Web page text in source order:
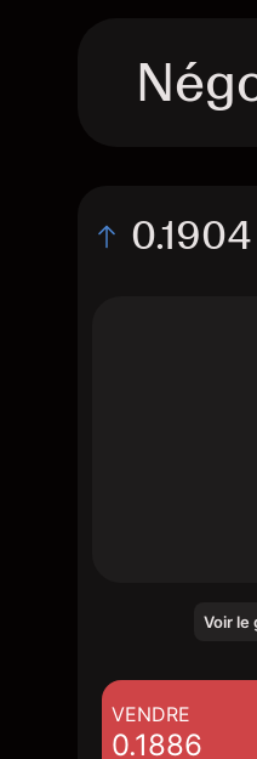
0.1904
Voir le
VENDRE
0.1886